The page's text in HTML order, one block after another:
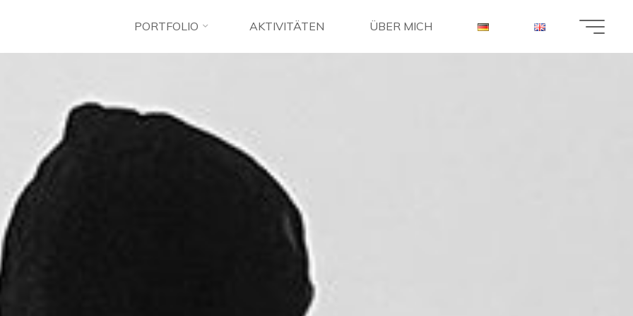
PORTFOLIO AKTIVITÄTEN ÜBER MICH